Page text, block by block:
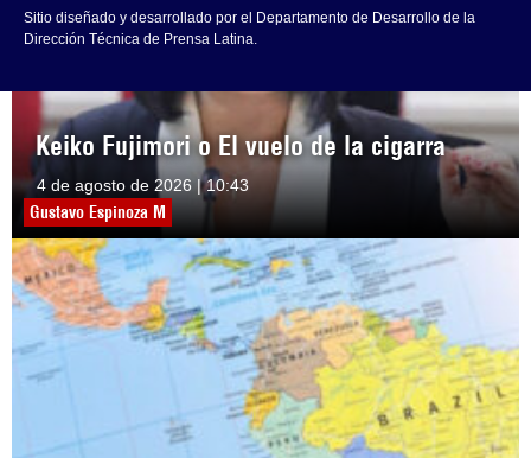
Keiko Fujimori o El vuelo de la cigarra
4 de agosto de 2026 | 10:43
Gustavo Espinoza M
Sitio diseñado y desarrollado por el Departamento de Desarrollo de la
Dirección Técnica de Prensa Latina.